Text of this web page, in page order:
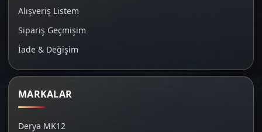
Alışveriş Listem
Sipariş Geçmişim
İade & Değişim
MARKALAR
Derya MK12